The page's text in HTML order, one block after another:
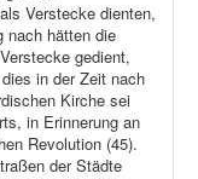
Verstecke dienten,
nach hätten die
gedient,
in der Zeit nach
Kirche sei
in Erinnerung an
Revolution (45).
der Städte